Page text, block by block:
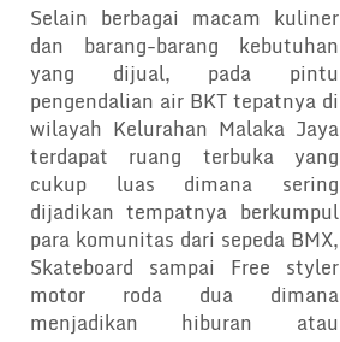
Selain berbagai macam kuliner
dan barang-barang kebutuhan
yang dijual, pada pintu
pengendalian air BKT tepatnya di
wilayah Kelurahan Malaka Jaya
terdapat ruang terbuka yang
cukup luas dimana sering
dijadikan tempatnya berkumpul
para komunitas dari sepeda BMX,
Skateboard sampai Free styler
motor roda dua dimana
menjadikan hiburan atau